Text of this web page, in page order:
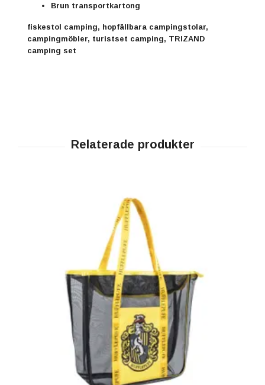
Brun transportkartong
fiskestol camping, hopfällbara campingstolar,
campingmöbler, turistset camping, TRIZAND
camping set